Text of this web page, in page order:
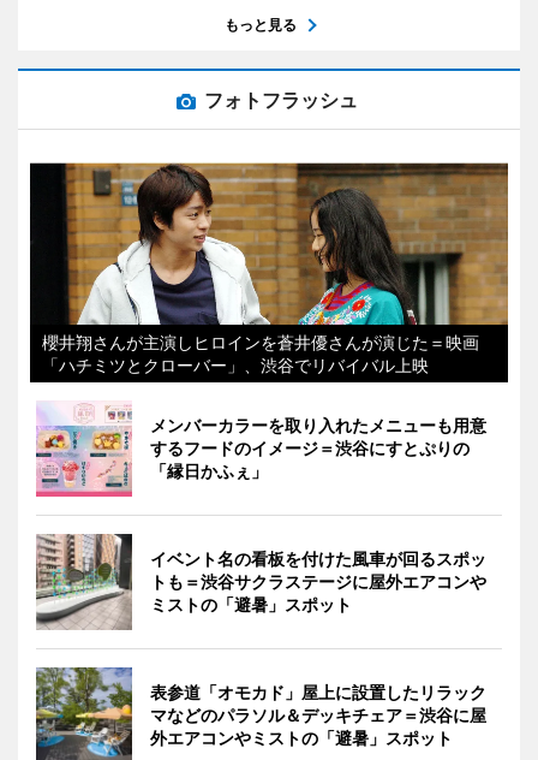
もっと見る
フォトフラッシュ
櫻井翔さんが主演しヒロインを蒼井優さんが演じた＝映画
「ハチミツとクローバー」、渋谷でリバイバル上映
メンバーカラーを取り入れたメニューも用意
するフードのイメージ＝渋谷にすとぷりの
「縁日かふぇ」
イベント名の看板を付けた風車が回るスポッ
トも＝渋谷サクラステージに屋外エアコンや
ミストの「避暑」スポット
表参道「オモカド」屋上に設置したリラック
マなどのパラソル＆デッキチェア＝渋谷に屋
外エアコンやミストの「避暑」スポット